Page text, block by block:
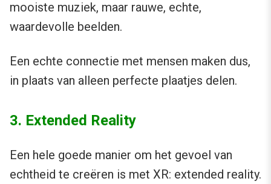
mooiste muziek, maar rauwe, echte,
waardevolle beelden.
Een echte connectie met mensen maken dus,
in plaats van alleen perfecte plaatjes delen.
3. Extended Reality
Een hele goede manier om het gevoel van
echtheid te creëren is met XR: extended reality.